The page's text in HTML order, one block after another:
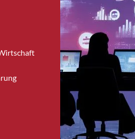
Brig-Glis
Bronschhofen
Brugg
Brugg AG
Burgdorf
Bäretswil